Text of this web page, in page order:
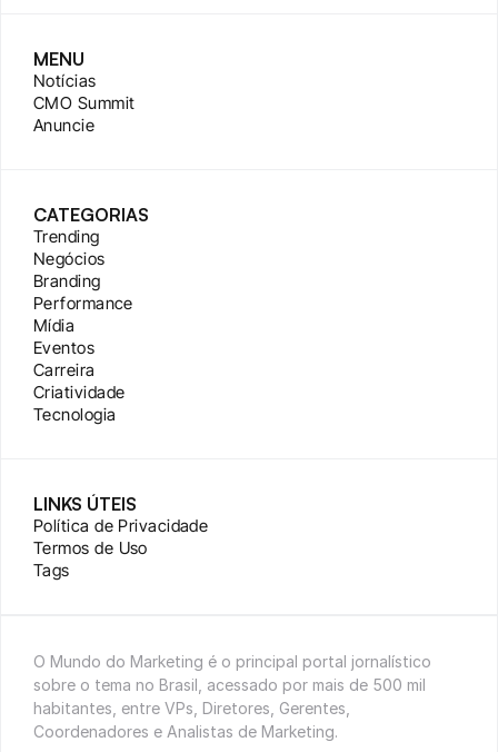
MENU
Notícias
CMO Summit
Anuncie
CATEGORIAS
Trending
Negócios
Branding
Performance
Mídia
Eventos
Carreira
Criatividade
Tecnologia
LINKS ÚTEIS
Política de Privacidade
Termos de Uso
Tags
O Mundo do Marketing é o principal portal jornalístico
sobre o tema no Brasil, acessado por mais de 500 mil
habitantes, entre VPs, Diretores, Gerentes,
Coordenadores e Analistas de Marketing.